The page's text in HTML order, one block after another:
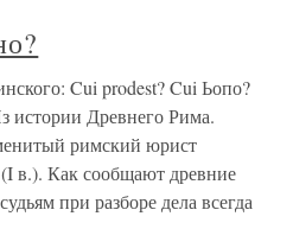
Cui prodest? Cui Ьопо?
истории Древнего Рима.
римский юрист
в.). Как сообщают древние
при разборе дела всегда